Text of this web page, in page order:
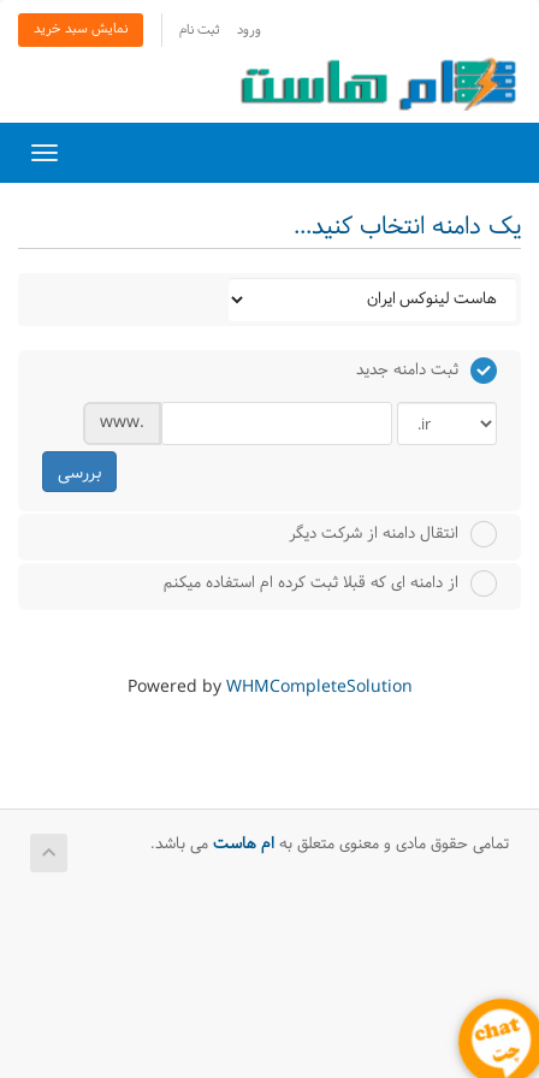
ورود ثبت نام نمایش سبد خرید
یک دامنه انتخاب کنید...
ثبت دامنه جدید
www.
بررسی
انتقال دامنه از شرکت دیگر
از دامنه ای که قبلا ثبت کرده ام استفاده میکنم
Powered byWHMCompleteSolution
تمامی حقوق مادی و معنوی متعلق بهام هاستمی باشد.